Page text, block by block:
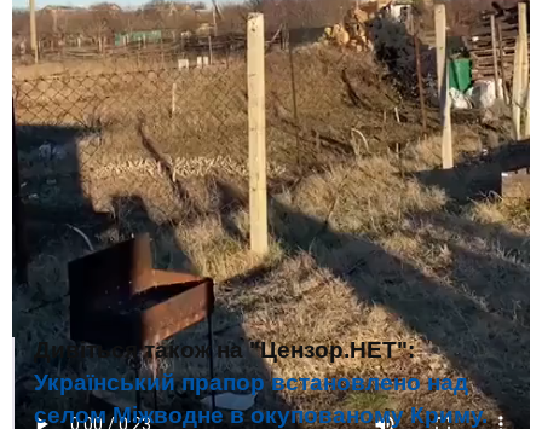
Дивіться також на "Цензор.НЕТ":
Український прапор встановлено над
селом Міжводне в окупованому Криму.